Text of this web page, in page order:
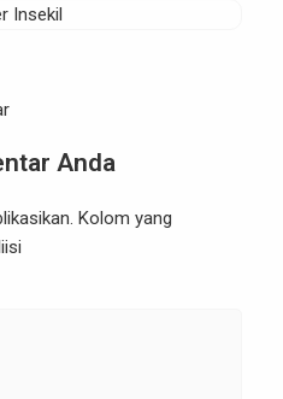
biaya renovasi
[…]
Anda
Kolom yang